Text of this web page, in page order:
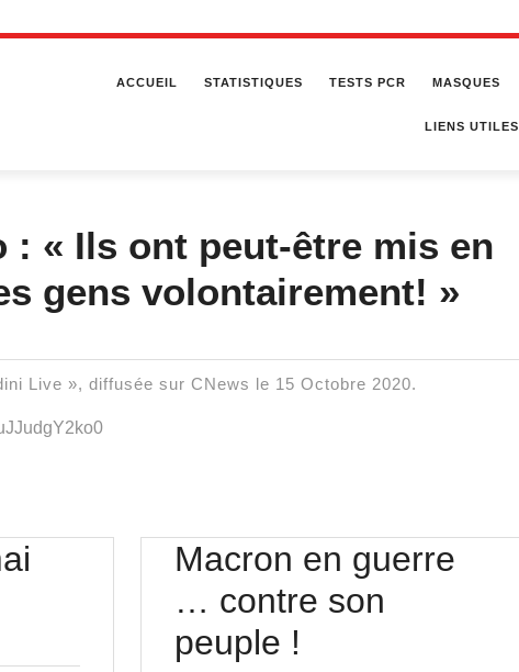
ACCUEIL STATISTIQUES TESTS PCR MASQUES
LIENS UTILES
: « Ils ont peut-être mis en
gens volontairement! »
Live », diffusée sur CNews le 15 Octobre 2020.
Macron en guerre
… contre son
peuple !